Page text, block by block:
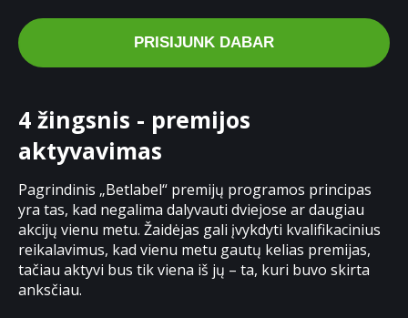
PRISIJUNK DABAR
4 žingsnis - premijos
aktyvavimas
Pagrindinis „Betlabel“ premijų programos principas
yra tas, kad negalima dalyvauti dviejose ar daugiau
akcijų vienu metu. Žaidėjas gali įvykdyti kvalifikacinius
reikalavimus, kad vienu metu gautų kelias premijas,
tačiau aktyvi bus tik viena iš jų – ta, kuri buvo skirta
anksčiau.